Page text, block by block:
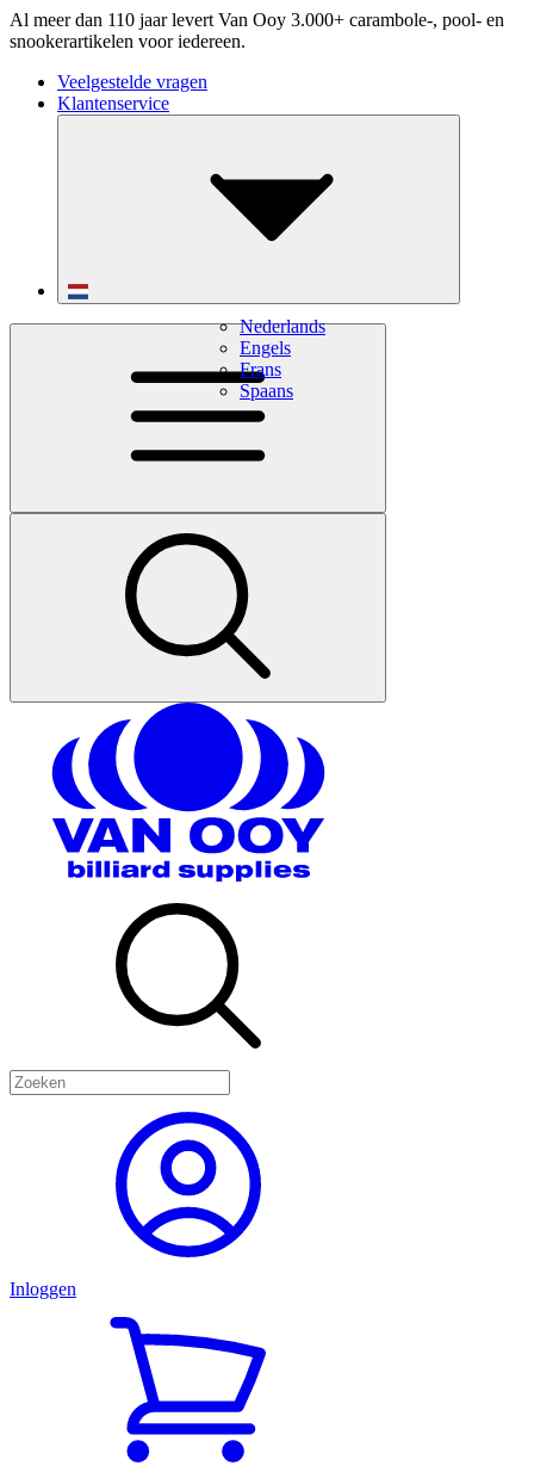
Al meer dan 110 jaar levert Van Ooy 3.000+ carambole-, pool- en
snookerartikelen voor iedereen.
Veelgestelde vragen
Klantenservice
Nederlands
Engels
Frans
Spaans
Inloggen